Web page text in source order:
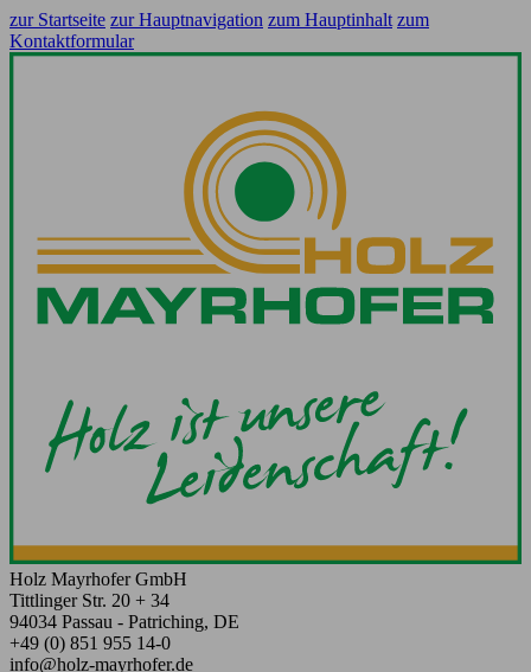
zur Startseite zur Hauptnavigation zum Hauptinhalt zum
Kontaktformular
Holz Mayrhofer GmbH
Tittlinger Str. 20 + 34
94034 Passau - Patriching, DE
+49 (0) 851 955 14-0
info@holz-mayrhofer.de